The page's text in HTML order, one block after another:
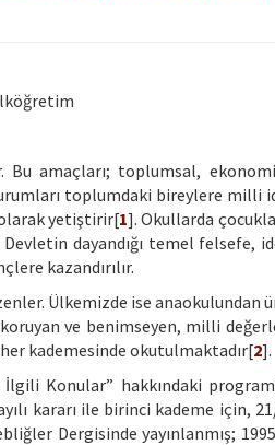
amaçları; toplumsal,
toplumdaki bireylere milli
olarak yetiştirir[1]. Okullarda
dayandığı temel felsefe,
kazandırılır.
Ülkemizde ise anaokulundan
ve benimseyen, milli
kademesinde okutulmaktadır[2].
Konular” hakkındaki
kararı ile birinci kademe için,
Dergisinde yayınlanmış;